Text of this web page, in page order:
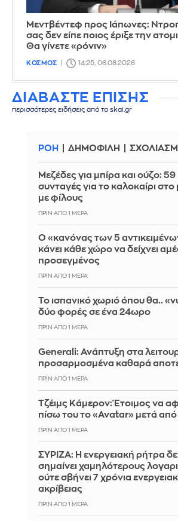
Μεντβέντεφ προς Ιάπωνες:
σας δεν είπε ποιος έριξε την
Θα γίνετε «ρόνιν»
ΚΟΣΜΟΣ 14:25, 06.08.2026
ΔΙΑΒΑΣΤΕ ΕΠΙΣΗΣ
περισσότερες ειδήσεις από το skai.gr
ΡΟΗ ΔΗΜΟΦΙΛΗ
Μεζέδες για μπίρα και ούζο: 59
συνταγές για το καλοκαίρι στο
με φίλους
ΠΡΙΝ ΑΠΌ 1 ΜΈΡΑ
Ο «κανόνας των 5
κάνει κάθε χώρο να δείχνει
προσεγμένος
ΠΡΙΝ ΑΠΌ 1 ΜΈΡΑ
Το ισπανικό χωριό όπου θα..
δύο φορές σε ένα 24ωρο
ΠΡΙΝ ΑΠΌ 1 ΜΈΡΑ
Generali: Ανάπτυξη στα
προσαρμοσμένα καθαρά
ΠΡΙΝ ΑΠΌ 1 ΜΈΡΑ
Τζέιμς Κάμερον: Έτοιμος να
πίσω του το «Avatar» μετά από
ΠΡΙΝ ΑΠΌ 1 ΜΈΡΑ
ΣΥΡΙΖΑ: Η ενεργειακή ρήτρα
σημαίνει χαμηλότερους
ούτε σβήνει 7 χρόνια
ακρίβειας
ΠΡΙΝ ΑΠΌ 1 ΜΈΡΑ